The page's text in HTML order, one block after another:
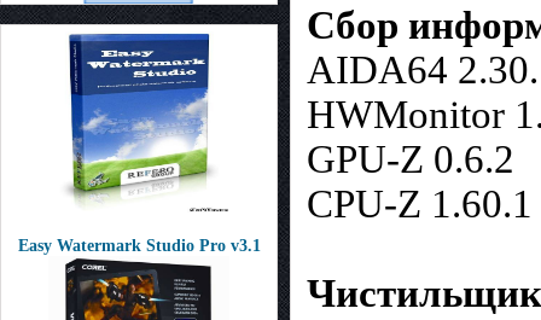
Easy Watermark Studio Pro v3.1
Сбор
AIDA64
HWMonitor
GPU-Z 0.6.2
CPU-Z 1.60.1